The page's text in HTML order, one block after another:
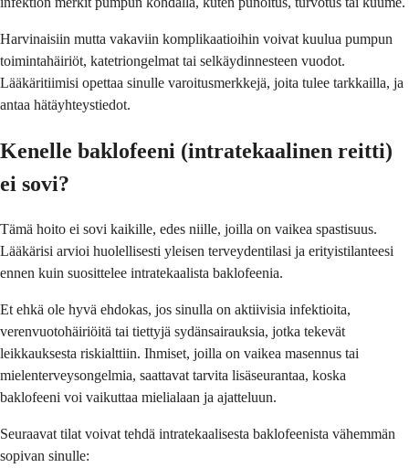
Harvinaisiin mutta vakaviin komplikaatioihin voivat kuulua pumpun
toimintahäiriöt, katetriongelmat tai selkäydinnesteen vuodot.
Lääkäritiimisi opettaa sinulle varoitusmerkkejä, joita tulee tarkkailla, ja
antaa hätäyhteystiedot.
Kenelle baklofeeni (intratekaalinen reitti)
ei sovi?
Tämä hoito ei sovi kaikille, edes niille, joilla on vaikea spastisuus.
Lääkärisi arvioi huolellisesti yleisen terveydentilasi ja erityistilanteesi
ennen kuin suosittelee intratekaalista baklofeenia.
Et ehkä ole hyvä ehdokas, jos sinulla on aktiivisia infektioita,
verenvuotohäiriöitä tai tiettyjä sydänsairauksia, jotka tekevät
leikkauksesta riskialttiin. Ihmiset, joilla on vaikea masennus tai
mielenterveysongelmia, saattavat tarvita lisäseurantaa, koska
baklofeeni voi vaikuttaa mielialaan ja ajatteluun.
Seuraavat tilat voivat tehdä intratekaalisesta baklofeenista vähemmän
sopivan sinulle: